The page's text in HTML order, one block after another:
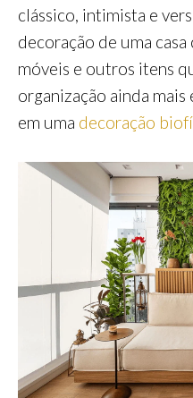
clássico, intimista e
decoração de uma
móveis e outros itens
organização ainda mais
em uma decoração